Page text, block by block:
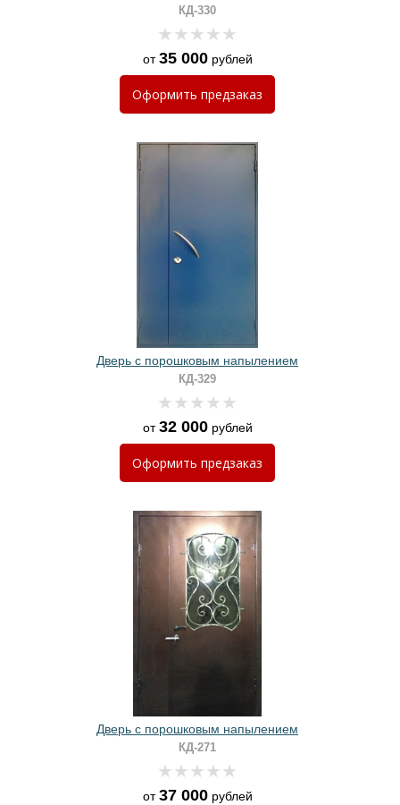
КД-330
от35 000рублей
Оформить предзаказ
Дверь с порошковым напылением
КД-329
от32 000рублей
Оформить предзаказ
Дверь с порошковым напылением
КД-271
от37 000рублей